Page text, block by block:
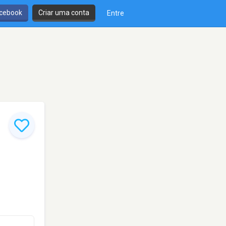
Criar uma conta Entre